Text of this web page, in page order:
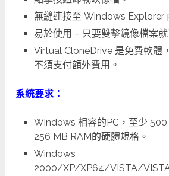
無縫連接至 Windows Explorer
易於使用 – 只要雙擊鏡像檔案
Virtual CloneDrive 是免費軟體
不須支付額外費用。
系統要求：
Windows 相容的PC，至少
256 MB RAM的硬體規格。
Windows
2000/XP/XP64/VISTA/